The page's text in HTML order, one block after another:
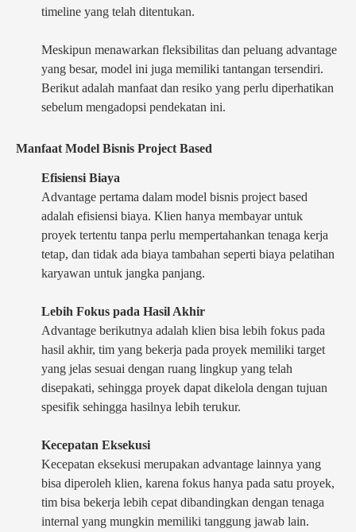
timeline yang telah ditentukan.
Meskipun menawarkan fleksibilitas dan peluang advantage
yang besar, model ini juga memiliki tantangan tersendiri.
Berikut adalah manfaat dan resiko yang perlu diperhatikan
sebelum mengadopsi pendekatan ini.
Manfaat Model Bisnis Project Based
Efisiensi Biaya
Advantage pertama dalam model bisnis project based
adalah efisiensi biaya. Klien hanya membayar untuk
proyek tertentu tanpa perlu mempertahankan tenaga kerja
tetap, dan tidak ada biaya tambahan seperti biaya pelatihan
karyawan untuk jangka panjang.
Lebih Fokus pada Hasil Akhir
Advantage berikutnya adalah klien bisa lebih fokus pada
hasil akhir, tim yang bekerja pada proyek memiliki target
yang jelas sesuai dengan ruang lingkup yang telah
disepakati, sehingga proyek dapat dikelola dengan tujuan
spesifik sehingga hasilnya lebih terukur.
Kecepatan Eksekusi
Kecepatan eksekusi merupakan advantage lainnya yang
bisa diperoleh klien, karena fokus hanya pada satu proyek,
tim bisa bekerja lebih cepat dibandingkan dengan tenaga
internal yang mungkin memiliki tanggung jawab lain.